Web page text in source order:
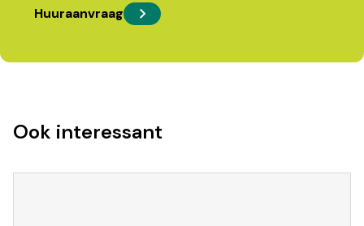
Huuraanvraag
Ook interessant